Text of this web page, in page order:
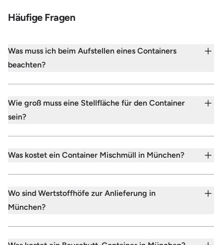
Häufige Fragen
Was muss ich beim Aufstellen eines Containers
beachten?
Wie groß muss eine Stellfläche für den Container
sein?
Was kostet ein Container Mischmüll in München?
Wo sind Wertstoffhöfe zur Anlieferung in
München?